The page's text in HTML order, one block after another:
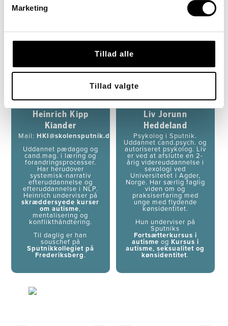
Marketing
Tillad alle
Tillad valgte
Heinrich Kipp
Kiander
Mail:HKI@skolensputnik.dk
Uddannet pædagog og
cand.mag. i læring og
forandringsprocesser.
Har herudover
systemisk-narrativ
efteruddannelse og
efteruddannelse i NLP.
Heinrich underviser på
skræddersyede kurser
om autisme,
mentalisering og
konflikthåndtering.
Til daglig er han
souschef på
Sputnikkollegiet på
Frederiksberg.
Liv Jorunn
Heddeland
Psykolog i Sputnik.
Uddannet cand.psych. og
autoriseret psykolog. Liv
er ved at afslutte en 2-
årig videreuddannelse i
sexologi ved
Universitetet i Agder,
Norge. Har særlig faglig
viden om og
praksiserfaring med
unge med flydende
kønsidentitet.
Hun underviser på
Sputniks
Fortsætterkursus i
autisme og Kursus i
autisme, seksualitet og
kønsidentitet.